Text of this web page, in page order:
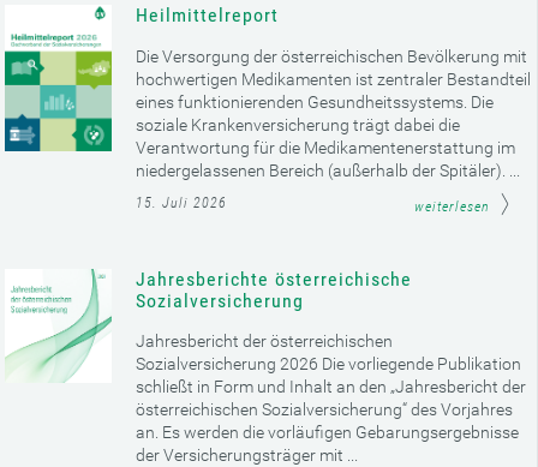
Heilmittelreport
Die Versorgung der österreichischen Bevölkerung mit
hochwertigen Medikamenten ist zentraler Bestandteil
eines funktionierenden Gesundheitssystems. Die
soziale Krankenversicherung trägt dabei die
Verantwortung für die Medikamentenerstattung im
niedergelassenen Bereich (außerhalb der Spitäler). ...
15. Juli 2026 weiterlesen
Jahresberichte österreichische
Sozialversicherung
Jahresbericht der österreichischen
Sozialversicherung 2026 Die vorliegende Publikation
schließt in Form und Inhalt an den „Jahresbericht der
österreichischen Sozialversicherung“ des Vorjahres
an. Es werden die vorläufigen Gebarungsergebnisse
der Versicherungsträger mit ...